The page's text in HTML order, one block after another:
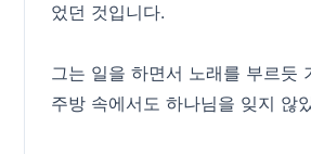
었던 것입니다.
그는 일을 하면서 노래를 부르듯
주방 속에서도 하나님을 잊지 않